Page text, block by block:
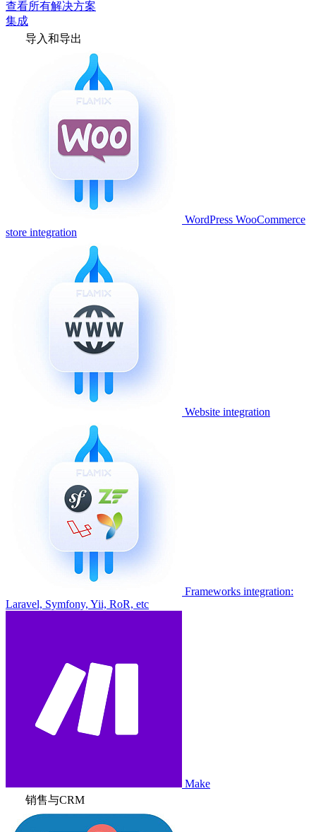
查看所有解决方案
集成
导入和导出
WordPress WooCommerce
store integration
Website integration
Frameworks integration:
Laravel, Symfony, Yii, RoR, etc
Make
销售与CRM